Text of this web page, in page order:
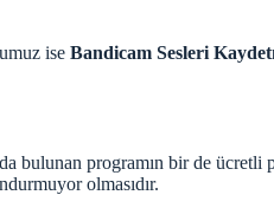
ise Bandicam Sesleri
bulunan programın bir de
olmasıdır.